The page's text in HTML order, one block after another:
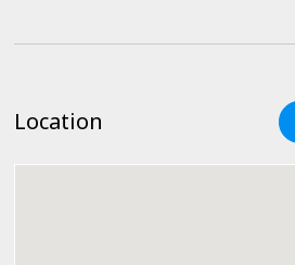
Location